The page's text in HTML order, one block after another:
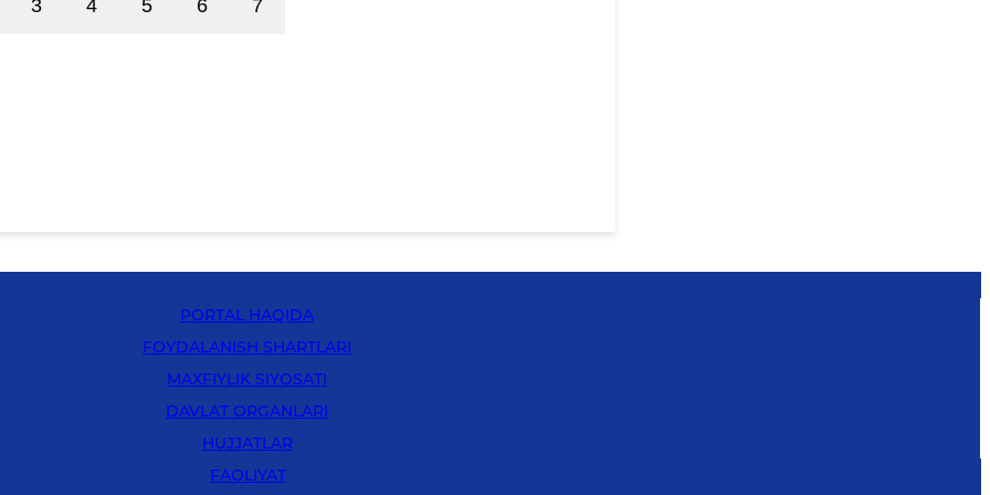
3 4 5 6 7
PORTAL HAQIDA
FOYDALANISH SHARTLARI
MAXFIYLIK SIYOSATI
DAVLAT ORGANLARI
HUJJATLAR
FAOLIYAT